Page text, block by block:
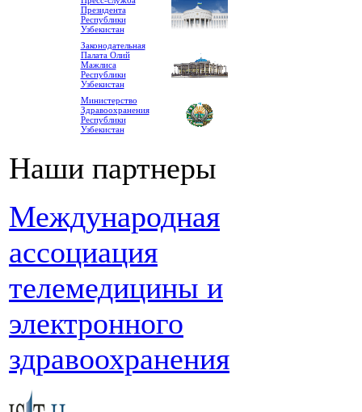
Президента
Республики
Узбекистан
Законодательная
Палата Олий
Мажлиса
Республики
Узбекистан
Министерство
Здравоохранения
Республики
Узбекистан
Наши партнеры
Международная
ассоциация
телемедицины и
электронного
здравоохранения